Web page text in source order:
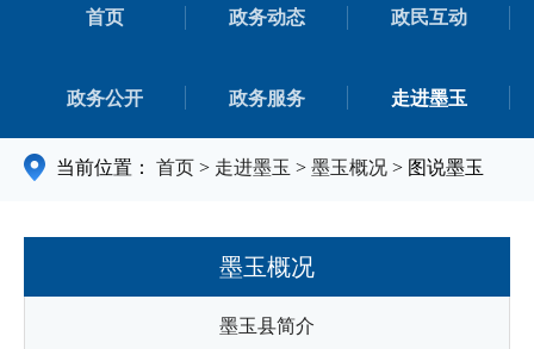
首页 政务动态 政民互动
政务公开 政务服务 走进墨玉
当前位置： 首页 > 走进墨玉 > 墨玉概况 > 图说墨玉
墨玉概况
墨玉县简介